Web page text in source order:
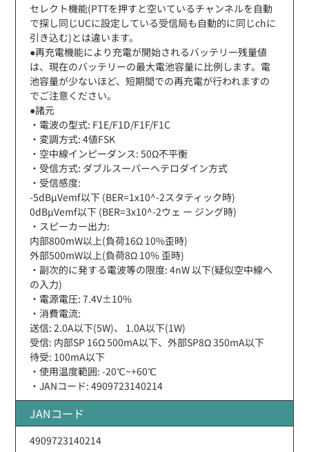
セレクト機能(PTTを押すと空いているチャンネルを自動
で探し同じUCに設定している受信局も自動的に同じchに
引き込む)とは違います。
●再充電機能により充電が開始されるバッテリー残量値
は、現在のバッテリーの最大電池容量に比例します。電
池容量が少ないほど、短期間での再充電が行われますの
でご注意ください。
●諸元
・電波の型式: F1E/F1D/F1F/F1C
・変調方式: 4値FSK
・空中線インピーダンス: 50Ω不平衡
・受信方式: ダブルスーパーヘテロダイン方式
・受信感度:
-5dBµVemf以下 (BER=1x10^-2スタティック時)
0dBµVemf以下 (BER=3x10^-2ウェ ー ジング時)
・スピーカー出力:
内部800mW以上(負荷16Ω 10%歪時)
外部500mW以上(負荷8Ω 10% 歪時)
・副次的に発する電波等の限度: 4nW 以下(疑似空中線へ
の入力)
・電源電圧: 7.4V±10%
・消費電流:
送信: 2.0A以下(5W)、 1.0A以下(1W)
受信: 内部SP 16Ω 500mA以下、外部SP8Ω 350mA以下
待受: 100mA以下
・使用温度範囲: -20℃~+60℃
・JANコード: 4909723140214
JANコード
4909723140214